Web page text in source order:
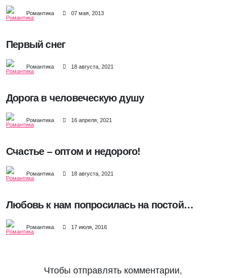
Романтика 07 мая, 2013
Первый снег
Романтика 18 августа, 2021
Дорога в человеческую душу
Романтика 16 апреля, 2021
Счастье – оптом и недорого!
Романтика 18 августа, 2021
Любовь к нам попросилась на постой…
Романтика 17 июля, 2016
Чтобы отправлять комментарии,